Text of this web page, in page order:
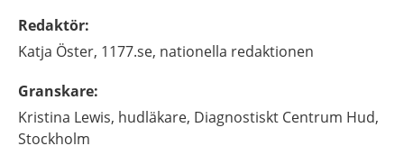
Redaktör:
Katja Öster, 1177.se, nationella redaktionen
Granskare:
Kristina Lewis, hudläkare, Diagnostiskt Centrum Hud,
Stockholm